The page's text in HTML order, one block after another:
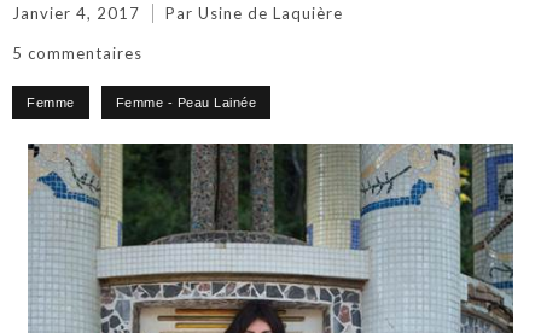
Janvier 4, 2017 Par Usine de Laquière
5 commentaires